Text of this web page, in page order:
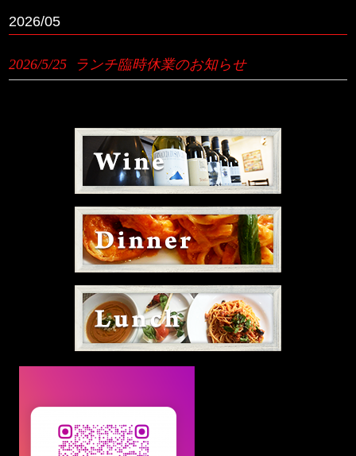
2026/05
2026/5/25 ランチ臨時休業のお知らせ